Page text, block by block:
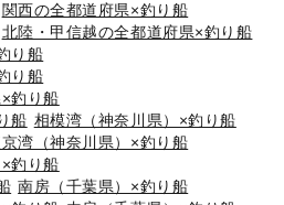
関西の全都道府県×釣り船
北陸・甲信越の全都道府県×釣り船
り船
り船
釣り船
船 相模湾（神奈川県）×釣り船
湾（神奈川県）×釣り船
釣り船
南房（千葉県）×釣り船